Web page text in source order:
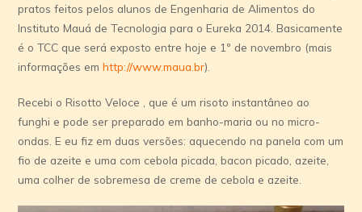
pratos feitos pelos alunos de Engenharia de Alimentos do
Instituto Mauá de Tecnologia para o Eureka 2014. Basicamente
é o TCC que será exposto entre hoje e 1º de novembro (mais
informações emhttp://www.maua.br).
Recebi o Risotto Veloce , que é um risoto instantâneo ao
funghi e pode ser preparado em banho-maria ou no micro-
ondas. E eu fiz em duas versões: aquecendo na panela com um
fio de azeite e uma com cebola picada, bacon picado, azeite,
uma colher de sobremesa de creme de cebola e azeite.